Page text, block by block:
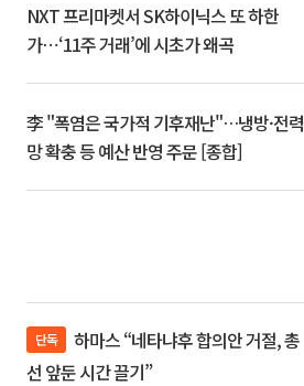
NXT 프리마켓서 SK하이닉스 또 하한
가⋯‘11주 거래’에 시초가 왜곡
李 "폭염은 국가적 기후재난"…냉방·전력
망 확충 등 예산 반영 주문 [종합]
단독
선 앞둔 시간 끌기”